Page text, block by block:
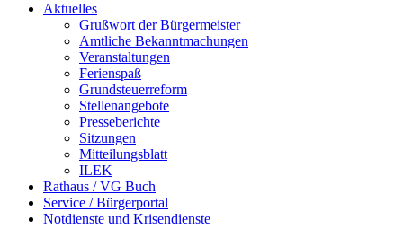
Aktuelles
Grußwort der Bürgermeister
Amtliche Bekanntmachungen
Veranstaltungen
Ferienspaß
Grundsteuerreform
Stellenangebote
Presseberichte
Sitzungen
Mitteilungsblatt
ILEK
Rathaus / VG Buch
Service / Bürgerportal
Notdienste und Krisendienste